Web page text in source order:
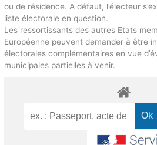
ou de résidence. A défaut, l’électeur
liste électorale en question.
Les ressortissants des autres Etats
Européenne peuvent demander à être
électorales complémentaires en vue
municipales partielles à venir.